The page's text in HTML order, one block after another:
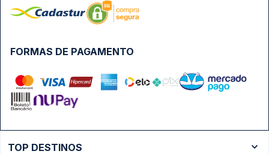
FORMAS DE PAGAMENTO
TOP DESTINOS